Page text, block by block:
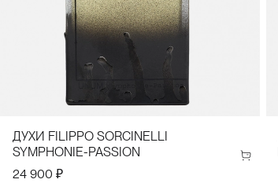
ДУХИ FILIPPO SORCINELLI
SYMPHONIE-PASSION
24 900 ₽